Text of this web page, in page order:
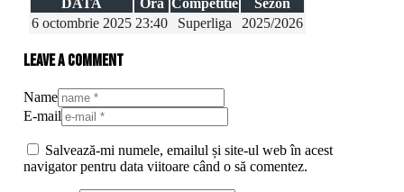
6 octombrie 2025 23:40 Superliga 2025/2026
Leave a comment
Name
E-mail
Salvează-mi numele, emailul și site-ul web în acest
navigator pentru data viitoare când o să comentez.